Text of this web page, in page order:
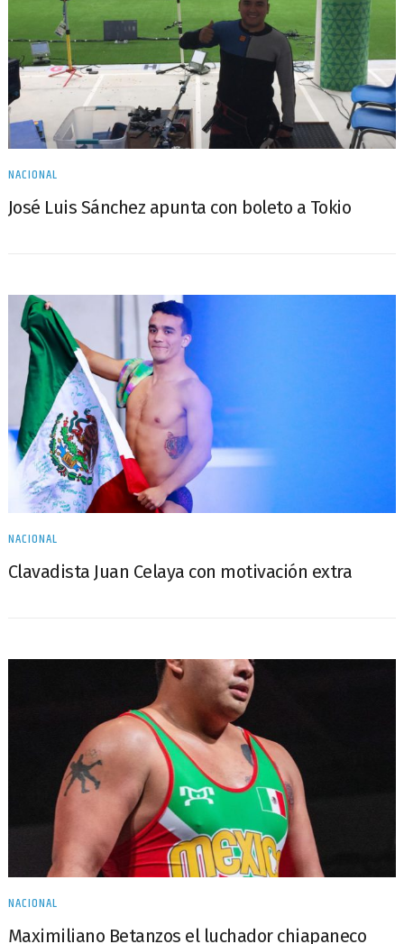
NACIONAL
José Luis Sánchez apunta con boleto a Tokio
NACIONAL
Clavadista Juan Celaya con motivación extra
NACIONAL
Maximiliano Betanzos el luchador chiapaneco